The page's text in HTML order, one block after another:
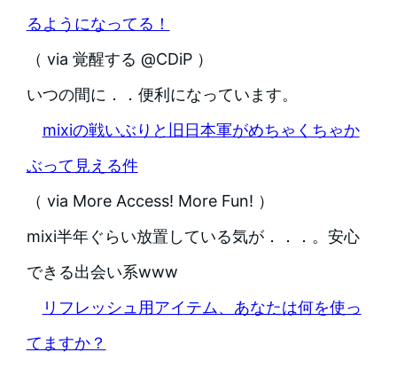
るようになってる！
（ via 覚醒する @CDiP ）
いつの間に．．便利になっています。
mixiの戦いぶりと旧日本軍がめちゃくちゃか
ぶって見える件
（ via More Access! More Fun! ）
mixi半年ぐらい放置している気が．．．。安心
できる出会い系www
リフレッシュ用アイテム、あなたは何を使っ
てますか？